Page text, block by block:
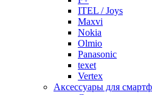
ITEL / Joys
Maxvi
Nokia
Olmio
Panasonic
texet
Vertex
Аксессуары для